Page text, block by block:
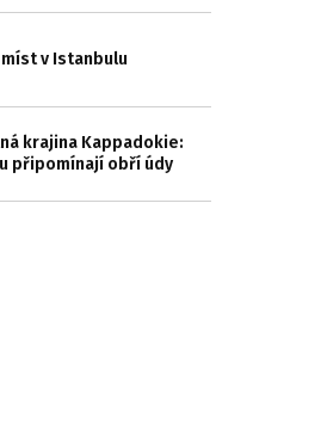
míst v Istanbulu
krajina Kappadokie:
připomínají obří údy